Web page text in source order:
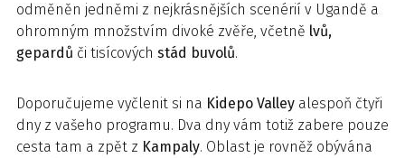
odměněn jedněmi z nejkrásnějších scenérií v Ugandě a
ohromným množstvím divoké zvěře, včetně lvů,
gepardů či tisícových stád buvolů.
Doporučujeme vyčlenit si na Kidepo Valley alespoň čtyři
dny z vašeho programu. Dva dny vám totiž zabere pouze
cesta tam a zpět z Kampaly. Oblast je rovněž obývána